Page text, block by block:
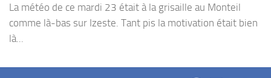
La météo de ce mardi 23 était à la grisaille au Monteil
comme là-bas sur Izeste. Tant pis la motivation était bien
là...